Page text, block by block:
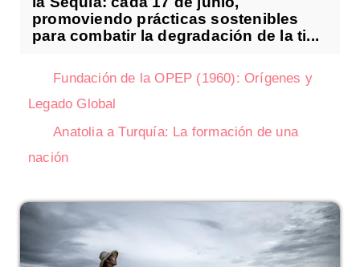
promoviendo prácticas sostenibles
para combatir la degradación de la ti...
Fundación de la OPEP (1960): Orígenes y
Legado Global
Anatolia a Turquía: La formación de una
nación